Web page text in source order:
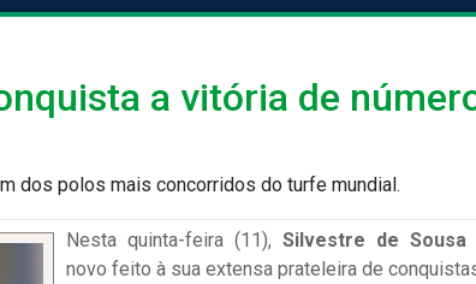
a vitória de
dos polos mais concorridos do turfe mundial.
Nesta quinta-feira (11), Silvestre de Sousa
novo feito à sua extensa prateleira de